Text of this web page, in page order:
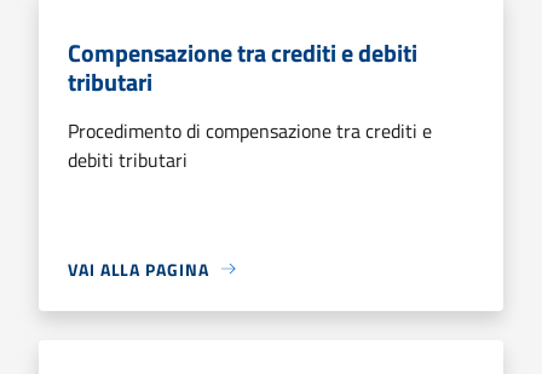
Compensazione tra crediti e debiti
tributari
Procedimento di compensazione tra crediti e
debiti tributari
VAI ALLA PAGINA